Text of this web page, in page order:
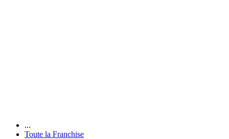
...
Toute la Franchise